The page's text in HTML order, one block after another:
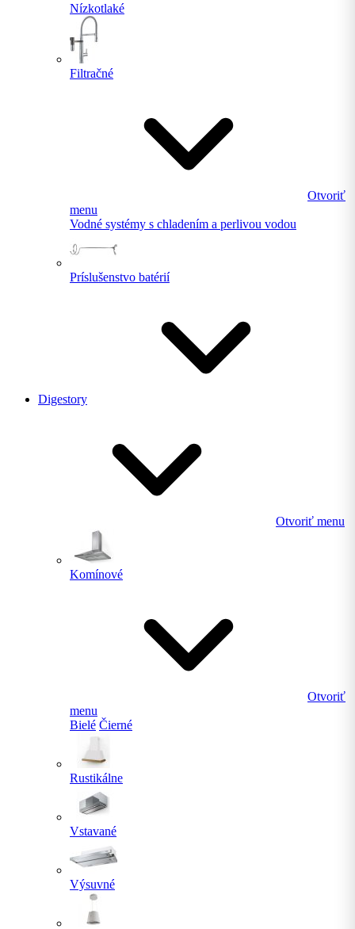
Nízkotlaké
Filtračné
Otvoriť
menu
Vodné systémy s chladením a perlivou vodou
Príslušenstvo batérií
Digestory
Otvoriť menu
Komínové
Otvoriť
menu
Bielé Čierné
Rustikálne
Vstavané
Výsuvné